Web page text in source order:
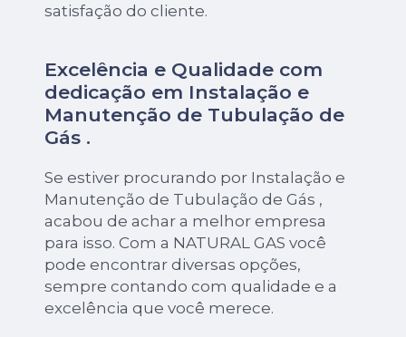
satisfação do cliente.
Excelência e Qualidade com
dedicação em Instalação e
Manutenção de Tubulação de
Gás .
Se estiver procurando por Instalação e
Manutenção de Tubulação de Gás ,
acabou de achar a melhor empresa
para isso. Com a NATURAL GAS você
pode encontrar diversas opções,
sempre contando com qualidade e a
excelência que você merece.